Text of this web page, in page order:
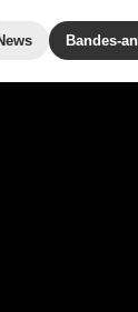
Bandes-